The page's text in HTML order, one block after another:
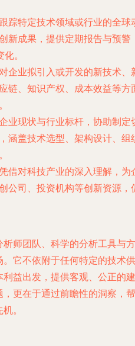
踪特定技术领域或行业的全球
新成果，提供定期报告与预警
。
对企业拟引入或开发的新技术、
链、知识产权、成本效益等方
业现状与行业标杆，协助制定
涵盖技术选型、架构设计、组
凭借对科技产业的深入理解，为
公司、投资机构等创新资源，
师团队、科学的分析工具与方
它不依附于任何特定的技术供
益出发，提供客观、公正的建
更在于通过前瞻性的洞察，帮
。